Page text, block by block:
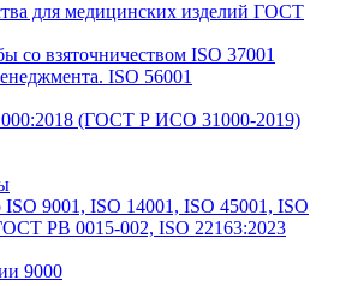
для медицинских изделий ГОСТ
со взяточничеством ISO 37001
ISO 56001
(ГОСТ Р ИСО 31000-2019)
9001, ISO 14001, ISO 45001, ISO
РВ 0015-002, ISO 22163:2023
9000